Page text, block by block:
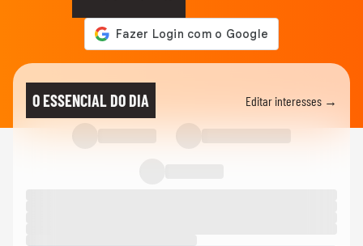
com hits de Alceu Valença, Luiz
Gonzaga e João Gomes
Mariana Aydar canta sucesso sertanejo
O ESSENCIAL DO DIA Editar interesses →